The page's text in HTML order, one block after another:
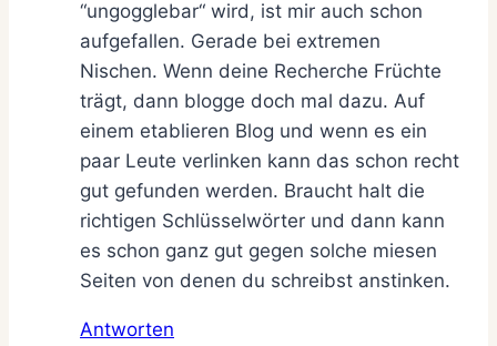
“ungogglebar“ wird, ist mir auch schon
aufgefallen. Gerade bei extremen
Nischen. Wenn deine Recherche Früchte
trägt, dann blogge doch mal dazu. Auf
einem etablieren Blog und wenn es ein
paar Leute verlinken kann das schon recht
gut gefunden werden. Braucht halt die
richtigen Schlüsselwörter und dann kann
es schon ganz gut gegen solche miesen
Seiten von denen du schreibst anstinken.
Antworten